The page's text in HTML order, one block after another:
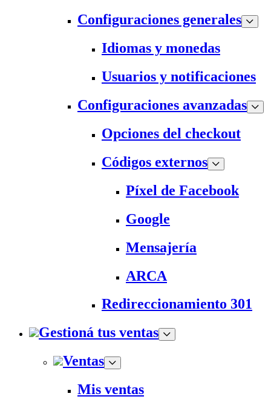
Configuraciones generales
Idiomas y monedas
Usuarios y notificaciones
Configuraciones avanzadas
Opciones del checkout
Códigos externos
Píxel de Facebook
Google
Mensajería
ARCA
Redireccionamiento 301
Gestioná tus ventas
Ventas
Mis ventas